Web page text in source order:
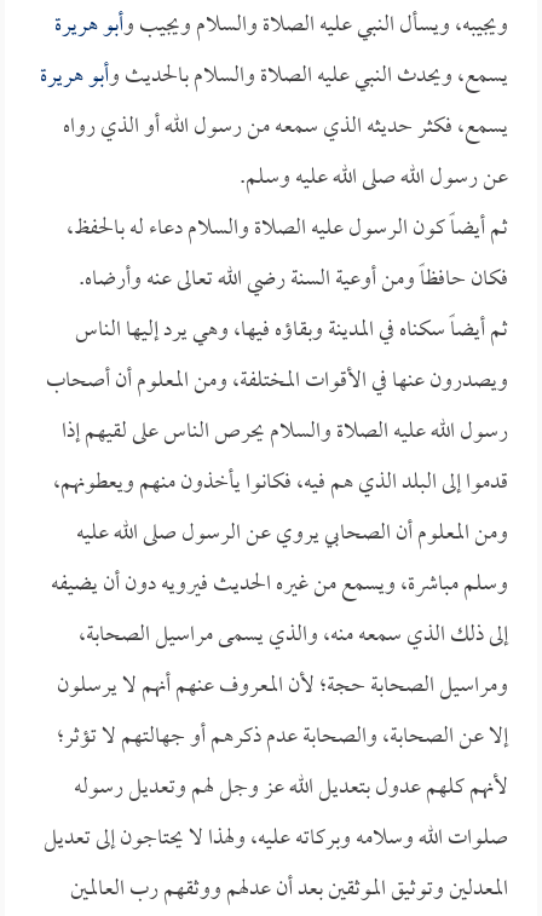
ويجيبه، ويسأل النبي عليه الصلاة والسلام ويجيب وأبو هريرة
يسمع، ويحدث النبي عليه الصلاة والسلام بالحديث وأبو هريرة
يسمع، فكثر حديثه الذي سمعه من رسول الله أو الذي رواه
عن رسول الله صلى الله عليه وسلم.
ثم أيضاً كون الرسول عليه الصلاة والسلام دعاء له بالحفظ،
فكان حافظاً ومن أوعية السنة رضي الله تعالى عنه وأرضاه.
ثم أيضاً سكناه في المدينة وبقاؤه فيها، وهي يرد إليها الناس
ويصدرون عنها في الأقوات المختلفة، ومن المعلوم أن أصحاب
رسول الله عليه الصلاة والسلام يحرص الناس على لقيهم إذا
قدموا إلى البلد الذي هم فيه، فكانوا يأخذون منهم ويعطونهم،
ومن المعلوم أن الصحابي يروي عن الرسول صلى الله عليه
وسلم مباشرة، ويسمع من غيره الحديث فيرويه دون أن يضيفه
إلى ذلك الذي سمعه منه، والذي يسمى مراسيل الصحابة،
ومراسيل الصحابة حجة؛ لأن المعروف عنهم أنهم لا يرسلون
إلا عن الصحابة، والصحابة عدم ذكرهم أو جهالتهم لا تؤثر؛
لأنهم كلهم عدول بتعديل الله عز وجل لهم وتعديل رسوله
صلوات الله وسلامه وبركاته عليه، ولهذا لا يحتاجون إلى تعديل
المعدلين وتوثيق الموثقين بعد أن عدلهم ووثقهم رب العالمين